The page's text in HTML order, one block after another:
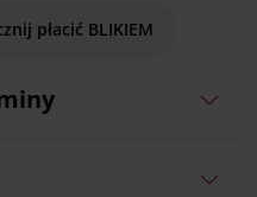
płacić BLIKIEM